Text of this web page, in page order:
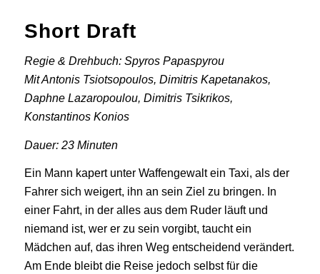
Short Draft
Regie & Drehbuch: Spyros Papaspyrou
Mit Antonis Tsiotsopoulos, Dimitris Kapetanakos,
Daphne Lazaropoulou, Dimitris Tsikrikos,
Konstantinos Konios
Dauer: 23 Minuten
Ein Mann kapert unter Waffengewalt ein Taxi, als der
Fahrer sich weigert, ihn an sein Ziel zu bringen. In
einer Fahrt, in der alles aus dem Ruder läuft und
niemand ist, wer er zu sein vorgibt, taucht ein
Mädchen auf, das ihren Weg entscheidend verändert.
Am Ende bleibt die Reise jedoch selbst für die